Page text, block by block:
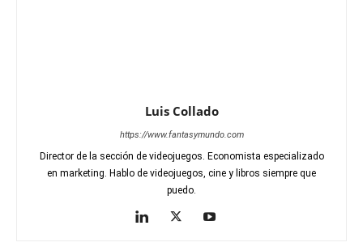
Luis Collado
https://www.fantasymundo.com
Director de la sección de videojuegos. Economista especializado
en marketing. Hablo de videojuegos, cine y libros siempre que
puedo.